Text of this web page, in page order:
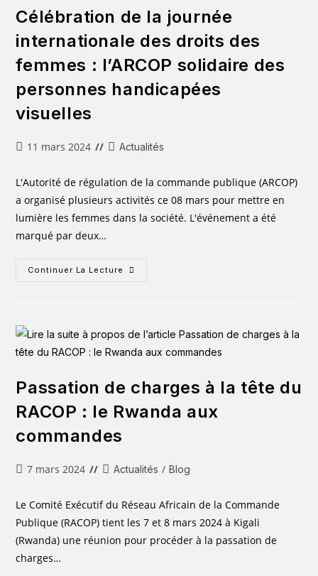
Célébration de la journée
internationale des droits des
femmes : l’ARCOP solidaire des
personnes handicapées
visuelles
11 mars 2024 Actualités
L'Autorité de régulation de la commande publique (ARCOP)
a organisé plusieurs activités ce 08 mars pour mettre en
lumière les femmes dans la société. L'événement a été
marqué par deux…
Continuer La Lecture
Passation de charges à la tête du
RACOP : le Rwanda aux
commandes
7 mars 2024 Actualités / Blog
Le Comité Exécutif du Réseau Africain de la Commande
Publique (RACOP) tient les 7 et 8 mars 2024 à Kigali
(Rwanda) une réunion pour procéder à la passation de
charges…